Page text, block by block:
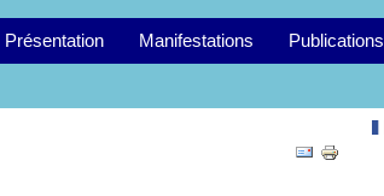
Présentation Manifestations Publications